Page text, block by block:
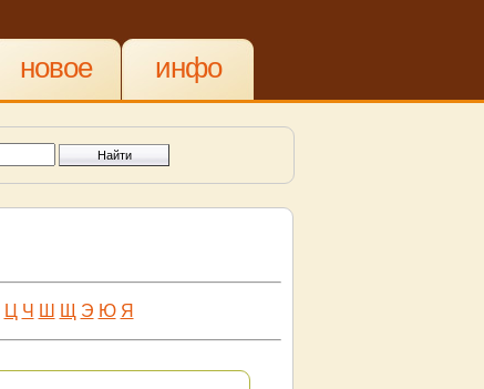
новое инфо
Ц Ч Ш Щ Э Ю Я